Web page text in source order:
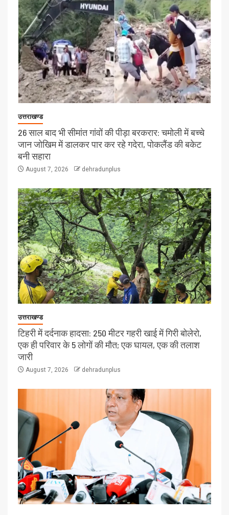
उत्तराखण्ड
26 साल बाद भी सीमांत गांवों की पीड़ा बरकरार: चमोली में बच्चे
जान जोखिम में डालकर पार कर रहे गदेरा, पोकलैंड की बकेट
बनी सहारा
August 7, 2026 dehradunplus
उत्तराखण्ड
टिहरी में दर्दनाक हादसा: 250 मीटर गहरी खाई में गिरी बोलेरो,
एक ही परिवार के 5 लोगों की मौत; एक घायल, एक की तलाश
जारी
August 7, 2026 dehradunplus